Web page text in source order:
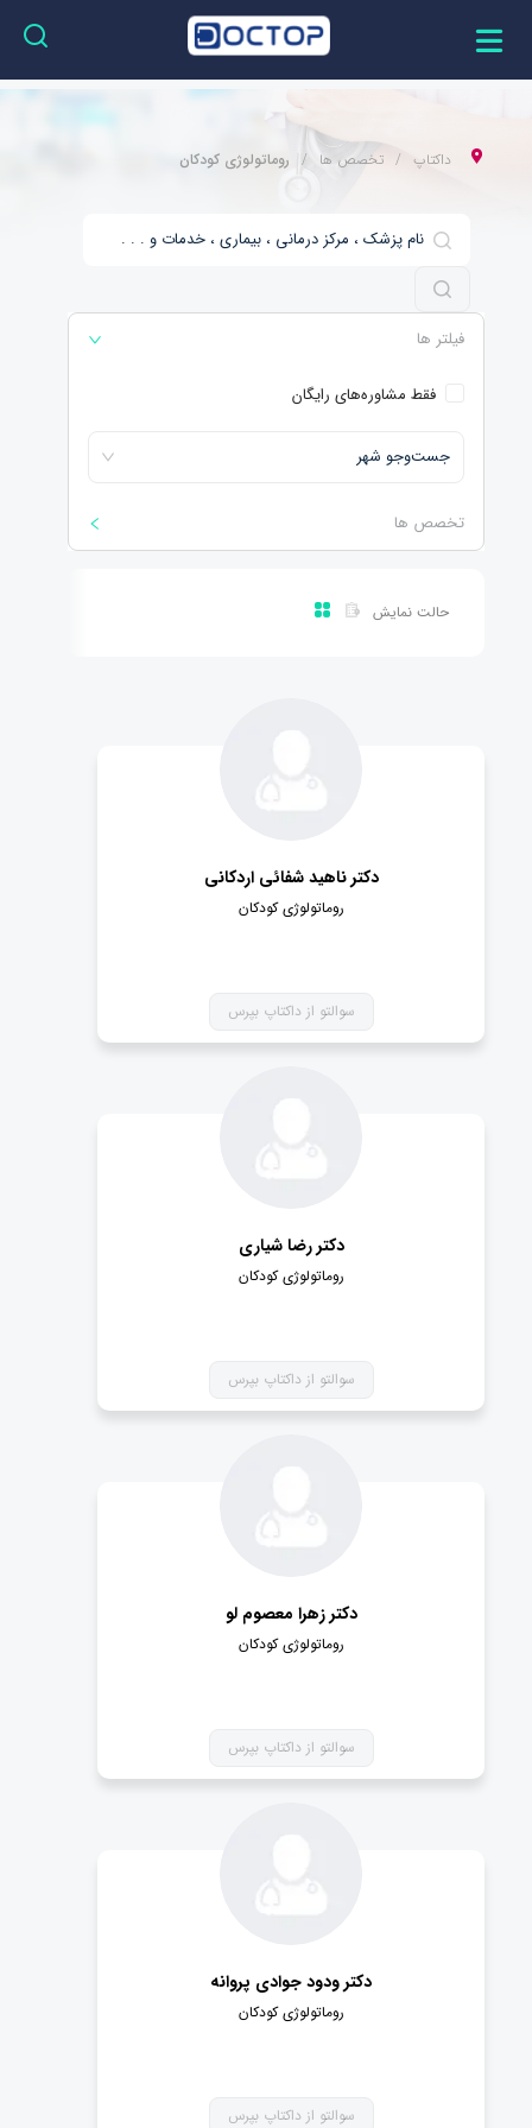
داکتاپ تخصص ها روماتولوژی کودکان
فیلتر ها
فقط مشاوره‌های رایگان
جست‌و‌جو شهر
تخصص ها
حالت نمایش
دکتر ناهید شفائی اردکانی
روماتولوژی کودکان
سوالتو از داکتاپ بپرس
دکتر رضا شیاری
روماتولوژی کودکان
سوالتو از داکتاپ بپرس
دکتر زهرا معصوم لو
روماتولوژی کودکان
سوالتو از داکتاپ بپرس
دکتر ودود جوادی پروانه
روماتولوژی کودکان
سوالتو از داکتاپ بپرس